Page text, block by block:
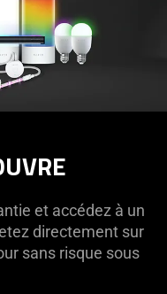
et accédez à un
directement sur
sans risque sous